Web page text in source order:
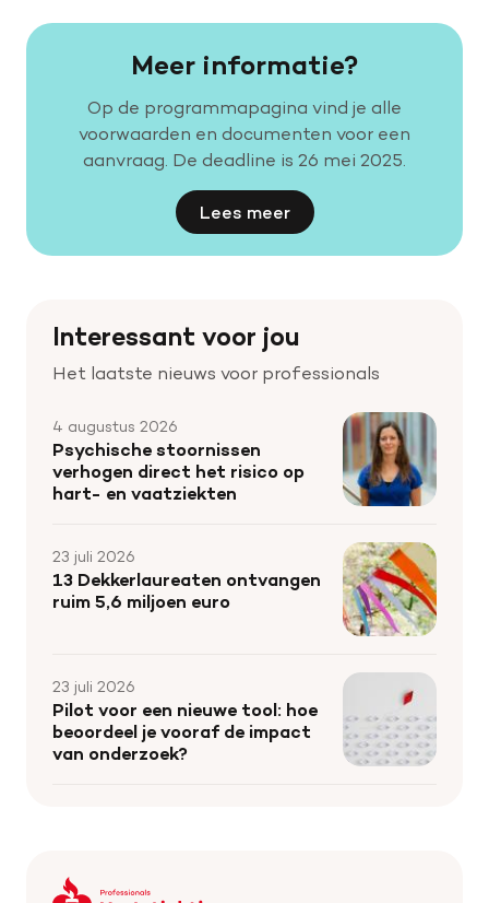
Meer informatie?
Op de programmapagina vind je alle
voorwaarden en documenten voor een
aanvraag. De deadline is 26 mei 2025.
Lees meer
Interessant voor jou
Het laatste nieuws voor professionals
4 augustus 2026
Psychische stoornissen
verhogen direct het risico op
hart- en vaatziekten
23 juli 2026
13 Dekkerlaureaten ontvangen
ruim 5,6 miljoen euro
23 juli 2026
Pilot voor een nieuwe tool: hoe
beoordeel je vooraf de impact
van onderzoek?
Keer